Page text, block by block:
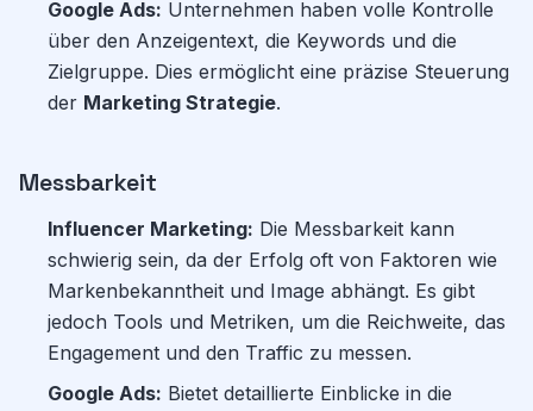
Google Ads: Unternehmen haben volle Kontrolle
über den Anzeigentext, die Keywords und die
Zielgruppe. Dies ermöglicht eine präzise Steuerung
der Marketing Strategie.
Messbarkeit
Influencer Marketing: Die Messbarkeit kann
schwierig sein, da der Erfolg oft von Faktoren wie
Markenbekanntheit und Image abhängt. Es gibt
jedoch Tools und Metriken, um die Reichweite, das
Engagement und den Traffic zu messen.
Google Ads: Bietet detaillierte Einblicke in die